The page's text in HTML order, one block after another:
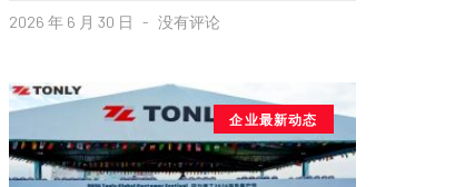
2026 年 6 月 30 日 没有评论
企业最新动态